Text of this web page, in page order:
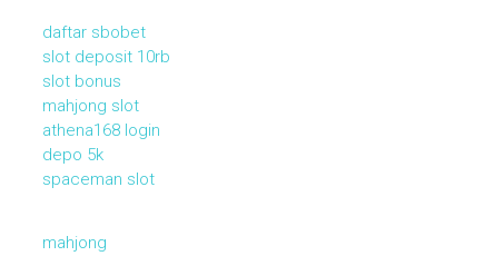
daftar sbobet
slot deposit 10rb
slot bonus
mahjong slot
athena168 login
depo 5k
spaceman slot
mahjong